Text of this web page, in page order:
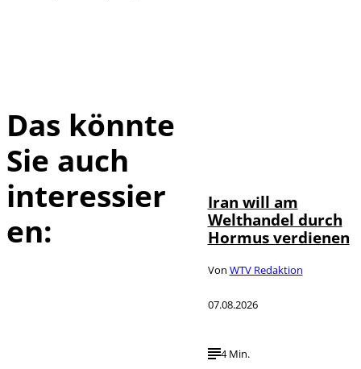
Das könnte
Sie auch
interessier
en:
Iran will am
Welthandel durch
Hormus verdienen
Von WTV Redaktion
07.08.2026
4 Min.